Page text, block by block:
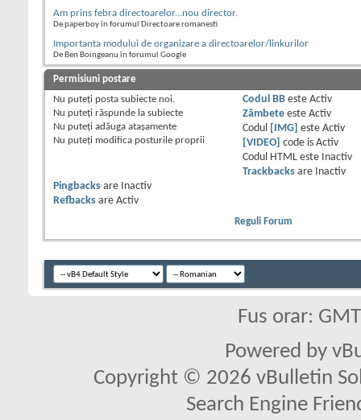
Am prins febra directoarelor...nou director.
De paperboy în forumul Directoare romanesti
Importanta modului de organizare a directoarelor/linkurilor
De Ben Boingeanu în forumul Google
Permisiuni postare
Nu puteţi posta subiecte noi.
Nu puteţi răspunde la subiecte
Nu puteţi adăuga ataşamente
Nu puteţi modifica posturile proprii
Codul BBeste Activ
Zâmbeteeste Activ
Codul
[IMG] este Activ
[VIDEO]
code is Activ
Codul HTML este
Inactiv
Trackbacksare
Inactiv
Pingbacks are
Inactiv
Refbacks are Activ
Reguli Forum
Fus orar:
Powered by
Copyright © 2026 vBulletin
Search Engine